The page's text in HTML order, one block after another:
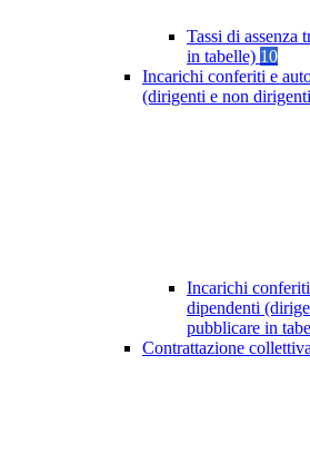
Tassi di assenza
in tabelle) 10
Incarichi conferiti e
(dirigenti e non
Incarichi
dipendenti
pubblicare in
Contrattazione collettiva